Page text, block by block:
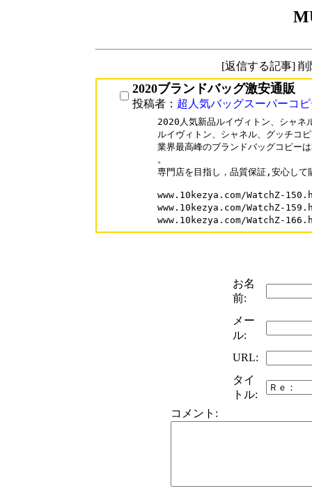
[返信する記事]
2020ブランドバッグ激安通販
投稿者： 超人気バッグスーパーコ
2020人気新品ルイヴィトン、シャネ
ルイヴィトン、シャネル、グッチコ
業界最高峰のブランドバッグコピー
。
専門店を目指し，品質保証,安心し
www.10kezya.com/WatchZ-
www.10kezya.com/WatchZ-
www.10kezya.com/WatchZ-
お名
前:
メー
ル:
URL:
タイ
トル:
コメント: